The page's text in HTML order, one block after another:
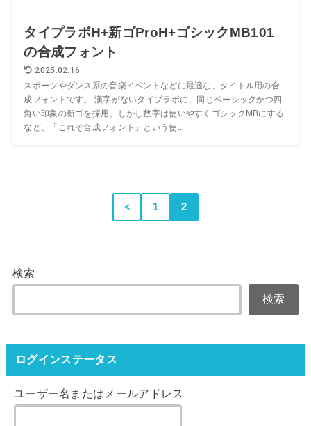
タイプラボH+新ゴProH+ゴシックMB101
の合成フォント
2025.02.16
スポーツやダンス系の音楽イベントなどに最適な、タイトル用の合
成フォントです。 漢字がないタイプラボに、同じベーシックかつ四
角い印象の新ゴを採用。しかし数字は使いやすくゴシックMBにする
など、「これぞ合成フォント」という使...
＜ 1 2
検索
検索
ログインステータス
ユーザー名またはメールアドレス